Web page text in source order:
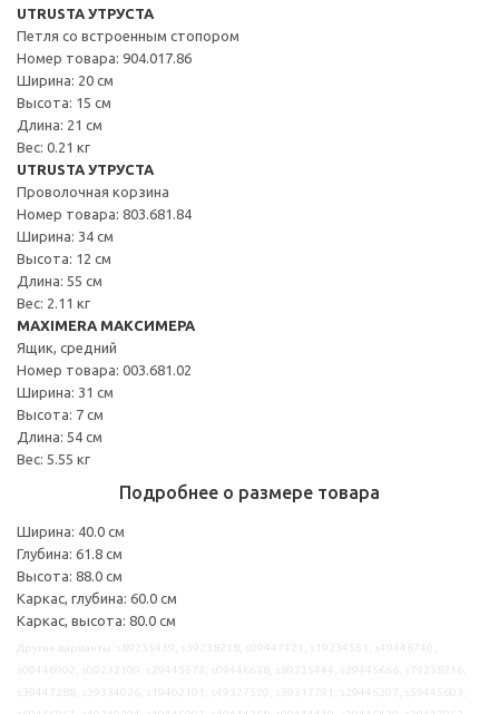
UTRUSTA УТРУСТА
Петля со встроенным стопором
Номер товара: 904.017.86
Ширина: 20 см
Высота: 15 см
Длина: 21 см
Вес: 0.21 кг
UTRUSTA УТРУСТА
Проволочная корзина
Номер товара: 803.681.84
Ширина: 34 см
Высота: 12 см
Длина: 55 см
Вес: 2.11 кг
MAXIMERA МАКСИМЕРА
Ящик, средний
Номер товара: 003.681.02
Ширина: 31 см
Высота: 7 см
Длина: 54 см
Вес: 5.55 кг
Подробнее о размере товара
Ширина: 40.0 см
Глубина: 61.8 см
Высота: 88.0 см
Каркас, глубина: 60.0 см
Каркас, высота: 80.0 см